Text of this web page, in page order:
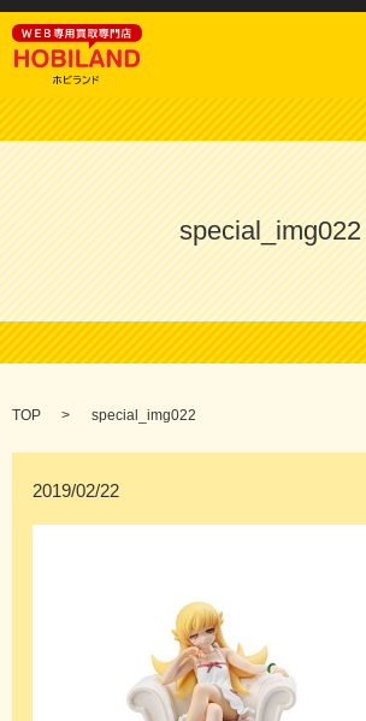
special_img022
TOP special_img022
2019/02/22